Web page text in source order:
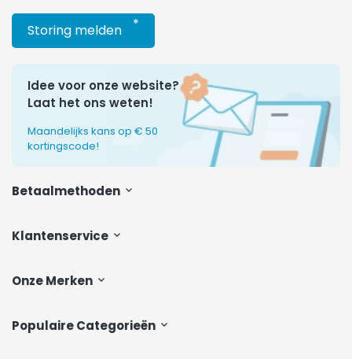
Klantenservice
Onze Merken
Populaire Categorieën
Storing melden *
Idee voor onze website?
Laat het ons weten!
Maandelijks kans op € 50
kortingscode!
Betaalmethoden